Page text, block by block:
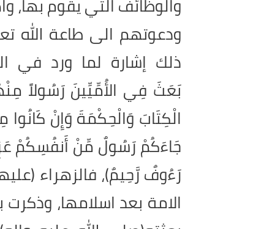
ودعوتهم الى طاعة الله
ذلك إشارة لما ورد في
بَعَثَ فِي الأُمِّيِّينَ رَسُولاً
الْكِتَابَ وَالْحِكْمَةَ وَإِنْ
جَاءَكُمْ رَسُولٌ مِّنْ أَنفُسِكُمْ
رَءُوفٌ رَّحِيمٌ)، فالزهراء
الامة بعد اسلامها،